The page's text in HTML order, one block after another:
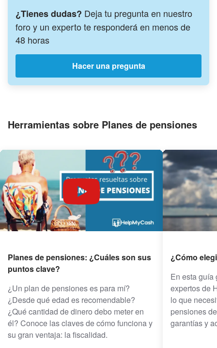
¿Tienes dudas? Deja tu pregunta en nuestro
foro y un experto te responderá en menos de
48 horas
Hacer una pregunta
Herramientas sobre Planes de pensiones
Planes de pensiones: ¿Cuáles son sus
puntos clave?
¿Un plan de pensiones es para mí?
¿Desde qué edad es recomendable?
¿Qué cantidad de dinero debo meter en
él? Conoce las claves de cómo funciona y
su gran ventaja: la fiscalidad.
¿Cómo
En esta guía
expertos de
lo que
pensiones
garantías y